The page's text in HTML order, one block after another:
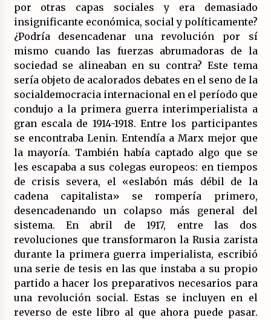
por otras capas sociales y era demasiado
insignificante económica, social y políticamente?
¿Podría desencadenar una revolución por sí
mismo cuando las fuerzas abrumadoras de la
sociedad se alineaban en su contra? Este tema
sería objeto de acalorados debates en el seno de la
socialdemocracia internacional en el período que
condujo a la primera guerra interimperialista a
gran escala de 1914-1918. Entre los participantes
se encontraba Lenin. Entendía a Marx mejor que
la mayoría. También había captado algo que se
les escapaba a sus colegas europeos: en tiempos
de crisis severa, el «eslabón más débil de la
cadena capitalista» se rompería primero,
desencadenando un colapso más general del
sistema. En abril de 1917, entre las dos
revoluciones que transformaron la Rusia zarista
durante la primera guerra imperialista, escribió
una serie de tesis en las que instaba a su propio
partido a hacer los preparativos necesarios para
una revolución social. Estas se incluyen en el
reverso de este libro al que ahora puede pasar.